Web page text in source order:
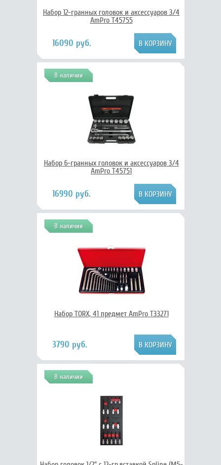
Набор 12-гранных головок и аксессуаров 3/4
AmPro T45755
16090 руб.
В наличии
Набор 6-гранных головок и аксессуаров 3/4
AmPro T45751
16990 руб.
В наличии
Набор TORX, 41 предмет AmPro T33271
3790 руб.
В наличии